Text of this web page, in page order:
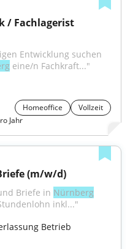
/ Fachlagerist
Entwicklung suchen
eine/n Fachkraft..."
Homeoffice
Vollzeit
Jahr
(m/w/d)
Briefe in Nürnberg
inkl..."